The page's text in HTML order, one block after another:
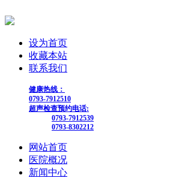
设为首页
收藏本站
联系我们
健康热线：
0793-7912510
超声检查预约电话:
0793-7912539
0793-8302212
网站首页
医院概况
新闻中心